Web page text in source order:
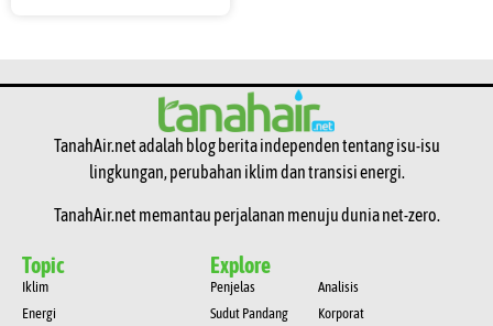
TanahAir.net adalah blog berita independen tentang isu-isu
lingkungan, perubahan iklim dan transisi energi.
TanahAir.net memantau perjalanan menuju dunia net-zero.
Topic
Iklim
Energi
Explore
Penjelas
Sudut Pandang
Analisis
Korporat